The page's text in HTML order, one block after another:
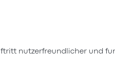
nutzerfreundlicher und